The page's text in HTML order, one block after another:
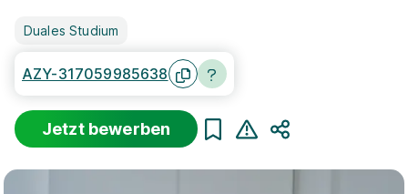
Freie Stellen finden
Sortierung Beginn Schulabschluss
Duales Studium
AZY-317059985638
Jetzt bewerben